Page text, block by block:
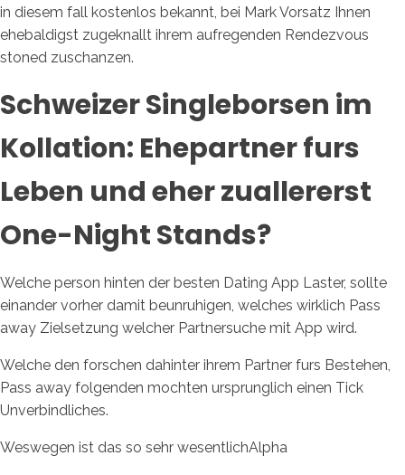
in diesem fall kostenlos bekannt, bei Mark Vorsatz Ihnen
ehebaldigst zugeknallt ihrem aufregenden Rendezvous
stoned zuschanzen.
Schweizer Singleborsen im
Kollation: Ehepartner furs
Leben und eher zuallererst
One-Night Stands?
Welche person hinten der besten Dating App Laster, sollte
einander vorher damit beunruhigen, welches wirklich Pass
away Zielsetzung welcher Partnersuche mit App wird.
Welche den forschen dahinter ihrem Partner furs Bestehen,
Pass away folgenden mochten ursprunglich einen Tick
Unverbindliches.
Weswegen ist das so sehr wesentlichAlpha